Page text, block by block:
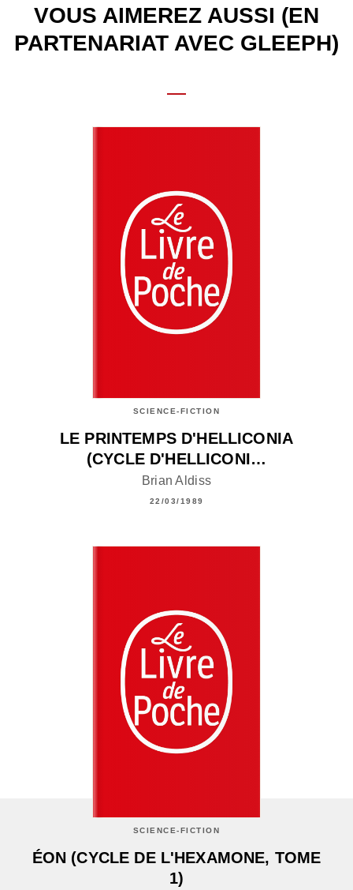
VOUS AIMEREZ AUSSI (EN
PARTENARIAT AVEC GLEEPH)
SCIENCE-FICTION
LE PRINTEMPS D'HELLICONIA
(CYCLE D'HELLICONI…
Brian Aldiss
22/03/1989
SCIENCE-FICTION
ÉON (CYCLE DE L'HEXAMONE, TOME
1)